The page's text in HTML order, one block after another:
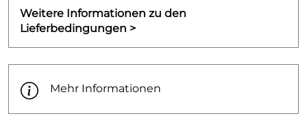
Weitere Informationen zu den
Lieferbedingungen >
Mehr Informationen